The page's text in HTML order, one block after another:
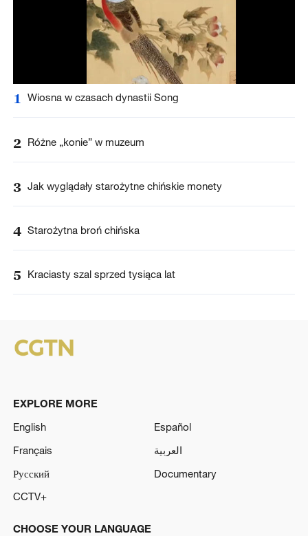
1 Wiosna w czasach dynastii Song
2 Różne „konie” w muzeum
3 Jak wyglądały starożytne chińskie monety
4 Starożytna broń chińska
5 Kraciasty szal sprzed tysiąca lat
EXPLORE MORE
English
Español
Français
العربية
Русский
Documentary
CCTV+
CHOOSE YOUR LANGUAGE